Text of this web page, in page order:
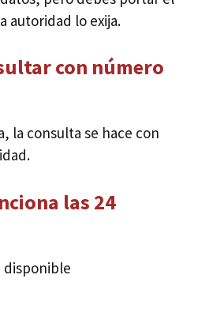
autoridad lo exija.
con número
la consulta se hace con
las 24
disponible